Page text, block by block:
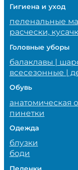
Гигиена и уход
пеленальные
расчески,
Головные уборы
балаклавы |
всесезонные |
Обувь
анатомическая
пинетки
Одежда
блузки
боди
Пеленки